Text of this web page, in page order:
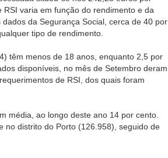
varia em função do rendimento e da
da Segurança Social, cerca de 40 por
tipo de rendimento.
têm menos de 18 anos, enquanto 2,5 por
disponíveis, no mês de Setembro deram
de RSI, dos quais foram
média, ao longo deste ano 14 por cento.
no distrito do Porto (126.958), seguido de